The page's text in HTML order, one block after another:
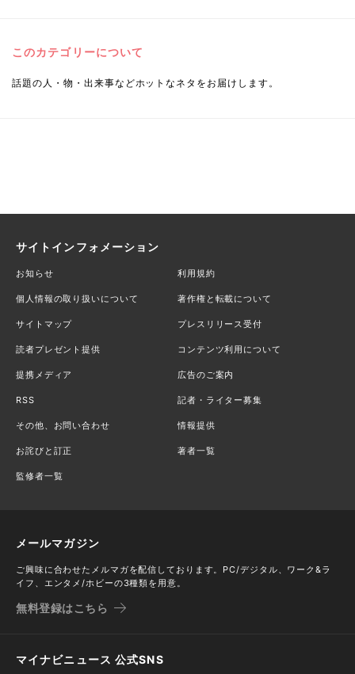
このカテゴリーについて
話題の人・物・出来事などホットなネタをお届けします。
サイトインフォメーション
お知らせ 利用規約
個人情報の取り扱いについて 著作権と転載について
サイトマップ プレスリリース受付
読者プレゼント提供 コンテンツ利用について
提携メディア 広告のご案内
RSS 記者・ライター募集
その他、お問い合わせ 情報提供
お詫びと訂正 著者一覧
監修者一覧
メールマガジン
ご興味に合わせたメルマガを配信しております。PC/デジタル、ワーク&ラ
イフ、エンタメ/ホビーの3種類を用意。
無料登録はこちら
マイナビニュース 公式SNS